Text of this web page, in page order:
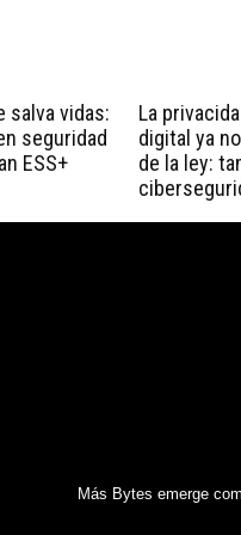
salva vidas:
seguridad
ESS+
La
digital ya
de la ley:
Más Bytes emerge